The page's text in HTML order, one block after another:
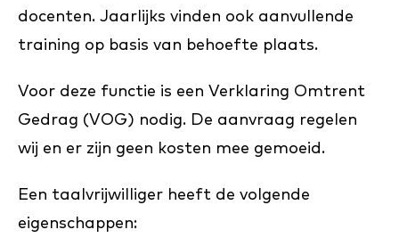
docenten. Jaarlijks vinden ook aanvullende
training op basis van behoefte plaats.
Voor deze functie is een Verklaring Omtrent
Gedrag (VOG) nodig. De aanvraag regelen
wij en er zijn geen kosten mee gemoeid.
Een taalvrijwilliger heeft de volgende
eigenschappen: